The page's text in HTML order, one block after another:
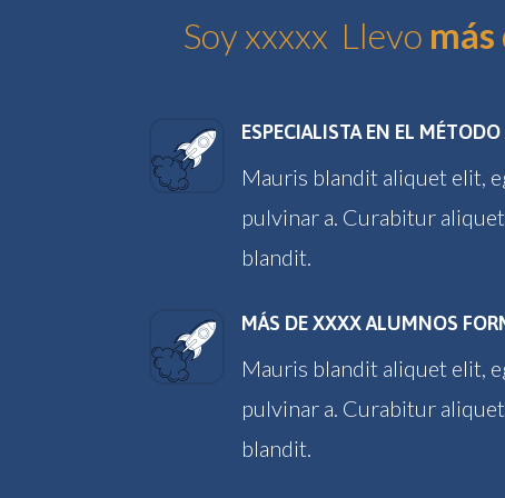
Soy xxxxx Llevo más
ESPECIALISTA EN EL
Mauris blandit aliquet elit,
pulvinar a. Curabitur
blandit.
MÁS DE XXXX ALUMNOS
Mauris blandit aliquet elit,
pulvinar a. Curabitur
blandit.